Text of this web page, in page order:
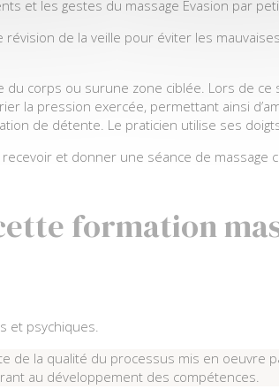
et les gestes du massage Evasion par
de la veille pour éviter les
du corps ou surune zone ciblée. Lors de ce
la pression exercée, permettant ainsi
de détente. Le praticien utilise ses
et donner une séance de massage
formation
et psychiques.
de la qualité du processus mis en oeuvre
au développement des compétences.